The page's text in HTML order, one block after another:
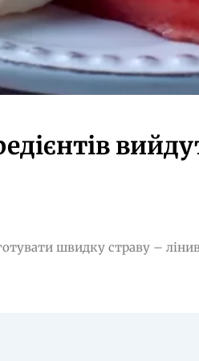
швидку страву –